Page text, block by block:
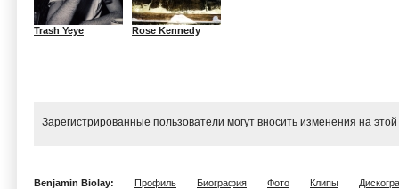
Trash Yeye Rose Kennedy
Зарегистрированные пользователи могут вносить изменения на
Benjamin Biolay: Профиль Биография Фото Клипы